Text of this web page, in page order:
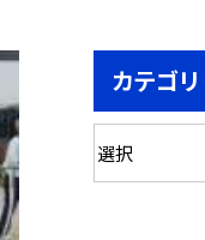
カテゴリ